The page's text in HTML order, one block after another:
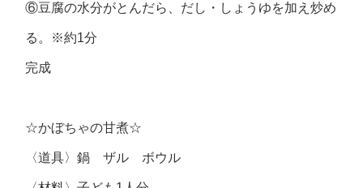
⑥豆腐の水分がとんだら、だし・しょうゆを加え炒め
る。※約1分
完成
☆かぼちゃの甘煮☆
〈道具〉鍋 ザル ボウル